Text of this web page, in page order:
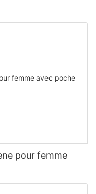
pour femme